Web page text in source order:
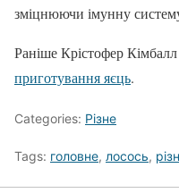
зміцнюючи імунну
Раніше Крістофер
приготування яєць.
Categories: Різне
Tags: головне, лосось,